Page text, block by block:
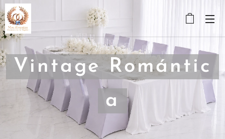
VintageRomántic
a